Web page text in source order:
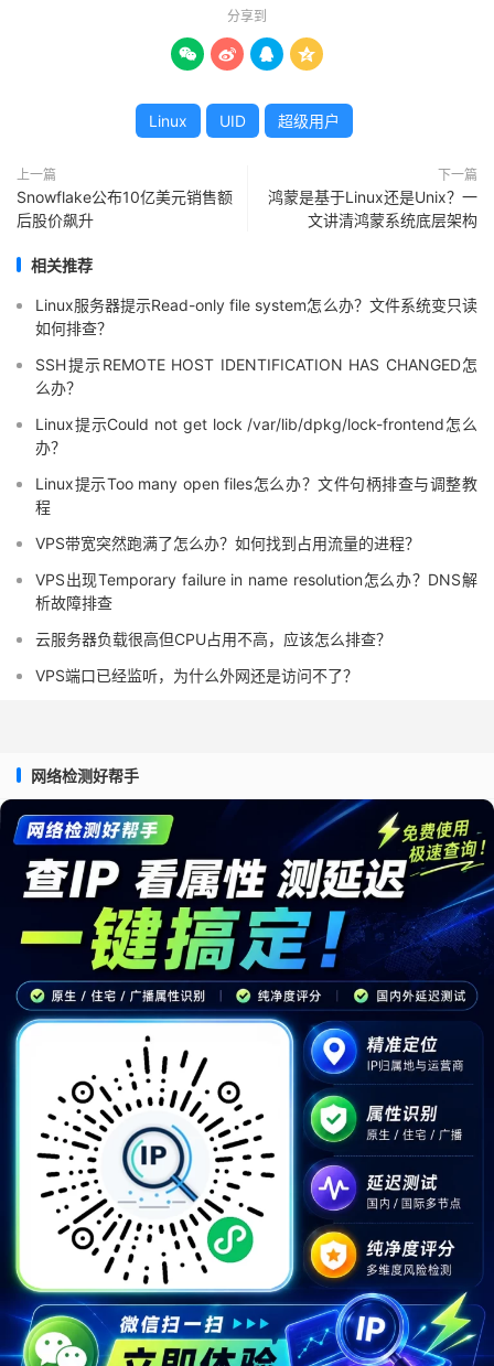
分享到
   
Linux UID 超级用户
上一篇
Snowflake公布10亿美元销售额
后股价飙升
下一篇
鸿蒙是基于Linux还是Unix？一
文讲清鸿蒙系统底层架构
相关推荐
Linux服务器提示Read-only file system怎么办？文件系统变只读
如何排查？
SSH提示REMOTE HOST IDENTIFICATION HAS CHANGED怎
么办？
Linux提示Could not get lock /var/lib/dpkg/lock-frontend怎么
办？
Linux提示Too many open files怎么办？文件句柄排查与调整教
程
VPS带宽突然跑满了怎么办？如何找到占用流量的进程？
VPS出现Temporary failure in name resolution怎么办？DNS解
析故障排查
云服务器负载很高但CPU占用不高，应该怎么排查？
VPS端口已经监听，为什么外网还是访问不了？
网络检测好帮手